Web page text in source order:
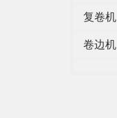
复卷机
卷边机